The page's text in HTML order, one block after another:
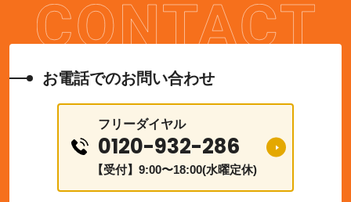
お電話でのお問い合わせ
フリーダイヤル
0120-932-286
【受付】9:00〜18:00(水曜定休)